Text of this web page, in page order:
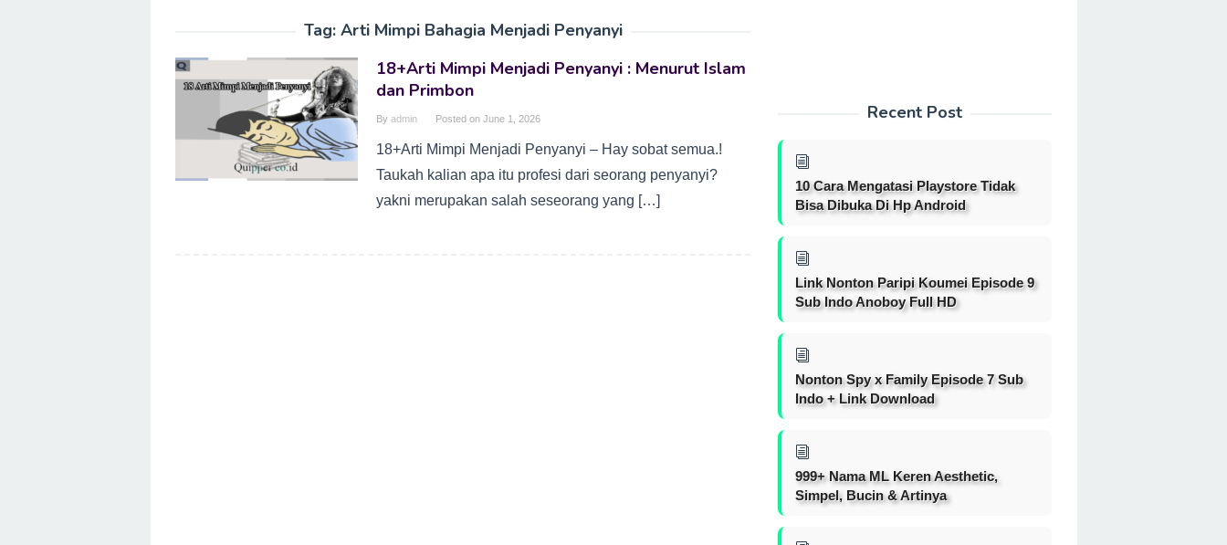
Tag: Arti Mimpi Bahagia Menjadi Penyanyi
18+Arti Mimpi Menjadi Penyanyi : Menurut Islam
dan Primbon
By admin Posted on June 1, 2026
18+Arti Mimpi Menjadi Penyanyi – Hay sobat semua.!
Taukah kalian apa itu profesi dari seorang penyanyi?
yakni merupakan salah seseorang yang […]
Recent Post
10 Cara Mengatasi Playstore Tidak
Bisa Dibuka Di Hp Android
Link Nonton Paripi Koumei Episode 9
Sub Indo Anoboy Full HD
Nonton Spy x Family Episode 7 Sub
Indo + Link Download
999+ Nama ML Keren Aesthetic,
Simpel, Bucin & Artinya